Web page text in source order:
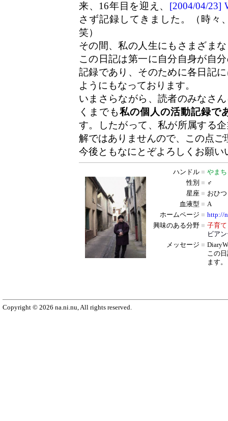
来、16年目を迎え、 [2004/04/23]
さず記録してきました。（時々
笑）
その間、私の人生にもさまざま
この日記は第一に自分自身が自
記録であり、そのために各日記
ようにもなっております。
いまさらながら、読者のみなさ
くまでも私の個人の活動記録で
す。したがって、私が所属する
解ではありませんので、この点
今後ともなにとぞよろしくお願い
ハンドル ■ やま
性別 ■ ♂
星座 ■ おひ
血液型 ■ A
ホームページ ■ http://
興味のある分野 ■ 子育て
ビア
メッセージ ■
この
ます。
Copyright © 2026 na.ni.nu, All rights reserved.